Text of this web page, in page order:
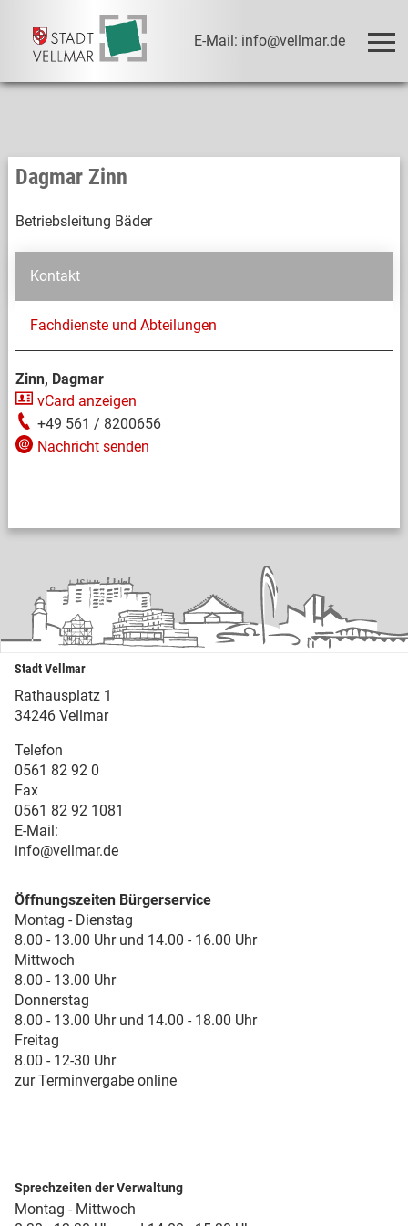
E-Mail: info@vellmar.de
Dagmar Zinn
Betriebsleitung Bäder
Kontakt
Fachdienste und Abteilungen
Zinn, Dagmar
vCard anzeigen
+49 561 / 8200656
Nachricht senden
Stadt Vellmar
Rathausplatz 1
34246 Vellmar
Telefon
0561 82 92 0
Fax
0561 82 92 1081
E-Mail:
info@vellmar.de
Öffnungszeiten Bürgerservice
Montag - Dienstag
8.00 - 13.00 Uhr und 14.00 - 16.00 Uhr
Mittwoch
8.00 - 13.00 Uhr
Donnerstag
8.00 - 13.00 Uhr und 14.00 - 18.00 Uhr
Freitag
8.00 - 12-30 Uhr
zur Terminvergabe online
Sprechzeiten der Verwaltung
Montag - Mittwoch